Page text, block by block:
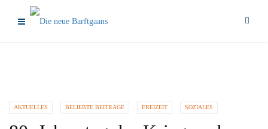
AKTUELLES BELIEBTE BEITRÄGE FREIZEIT SOZIALES